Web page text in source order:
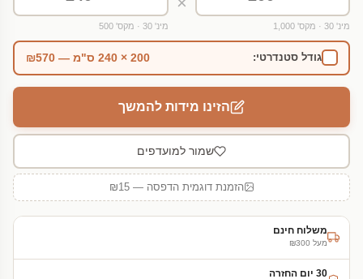
מינ' 30 · מקס' 1,000 מינ' 30 · מקס' 500
גודל סטנדרטי: 200 × 240 ס"מ — ₪570
הזינו מידות להמשך
שמור למועדפים
הזמנת דוגמית הדפסה — ₪15
משלוח חינם
מעל ₪300
30 יום החזרה